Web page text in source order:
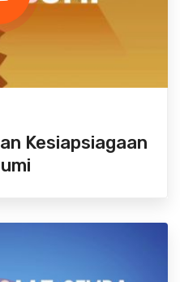
Kesiapsiagaan